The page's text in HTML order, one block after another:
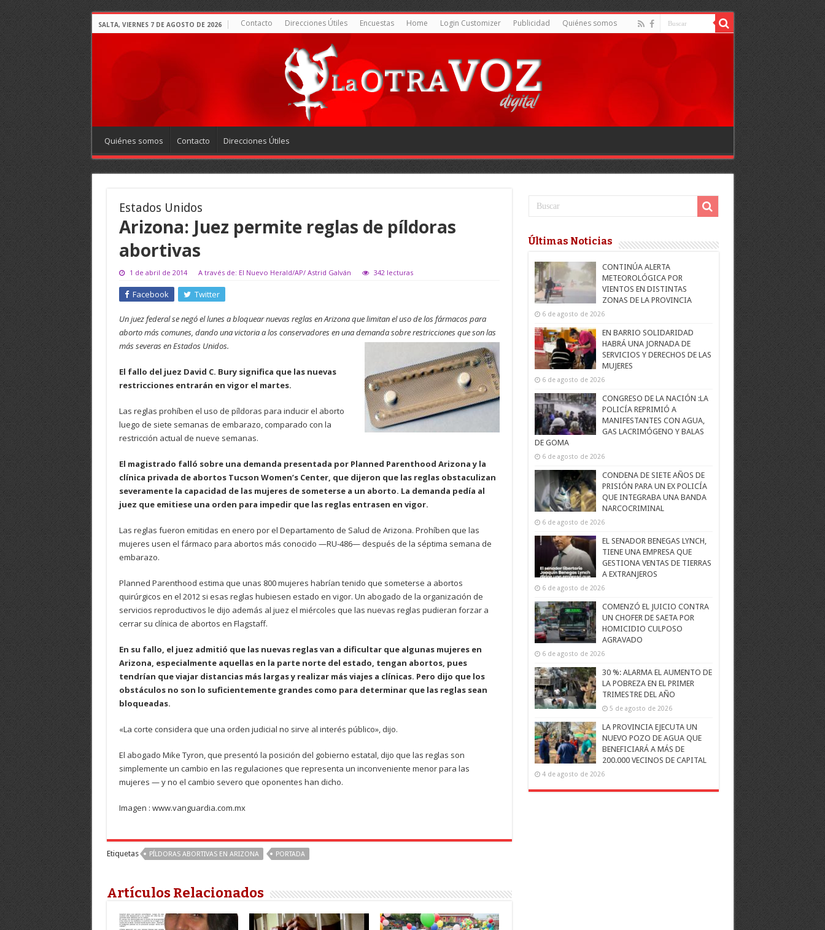
SALTA, VIERNES 7 DE AGOSTO DE 2026 Contacto Direcciones Útiles Encuestas Home Login Customizer Publicidad Quiénes somos
Quiénes somos Contacto Direcciones Útiles
Estados Unidos
Arizona: Juez permite reglas de píldoras
abortivas
1 de abril de 2014 A través de: El Nuevo Herald/AP/ Astrid Galván 342 lecturas
Facebook Twitter
Un juez federal se negó el lunes a bloquear nuevas reglas en Arizona que limitan el uso de los fármacos para
aborto más comunes, dando una victoria a los conservadores en una demanda sobre restricciones que son las
más severas en Estados Unidos.
El fallo del juez David C. Bury significa que las nuevas
restricciones entrarán en vigor el martes.
Las reglas prohíben el uso de píldoras para inducir el aborto
luego de siete semanas de embarazo, comparado con la
restricción actual de nueve semanas.
El magistrado falló sobre una demanda presentada por Planned Parenthood Arizona y la
clínica privada de abortos Tucson Women’s Center, que dijeron que las reglas obstaculizan
severamente la capacidad de las mujeres de someterse a un aborto. La demanda pedía al
juez que emitiese una orden para impedir que las reglas entrasen en vigor.
Las reglas fueron emitidas en enero por el Departamento de Salud de Arizona. Prohíben que las
mujeres usen el fármaco para abortos más conocido —RU-486— después de la séptima semana de
embarazo.
Planned Parenthood estima que unas 800 mujeres habrían tenido que someterse a abortos
quirúrgicos en el 2012 si esas reglas hubiesen estado en vigor. Un abogado de la organización de
servicios reproductivos le dijo además al juez el miércoles que las nuevas reglas pudieran forzar a
cerrar su clínica de abortos en Flagstaff.
En su fallo, el juez admitió que las nuevas reglas van a dificultar que algunas mujeres en
Arizona, especialmente aquellas en la parte norte del estado, tengan abortos, pues
tendrían que viajar distancias más largas y realizar más viajes a clínicas. Pero dijo que los
obstáculos no son lo suficientemente grandes como para determinar que las reglas sean
bloqueadas.
«La corte considera que una orden judicial no sirve al interés público», dijo.
El abogado Mike Tyron, que presentó la posición del gobierno estatal, dijo que las reglas son
simplemente un cambio en las regulaciones que representa un inconveniente menor para las
mujeres — y no el cambio severo que oponentes han dicho.
Imagen : www.vanguardia.com.mx
Etiquetas PÍLDORAS ABORTIVAS EN ARIZONA PORTADA
Artículos Relacionados
Últimas Noticias
CONTINÚA ALERTA
METEOROLÓGICA POR
VIENTOS EN DISTINTAS
ZONAS DE LA PROVINCIA
6 de agosto de 2026
EN BARRIO SOLIDARIDAD
HABRÁ UNA JORNADA DE
SERVICIOS Y DERECHOS DE LAS
MUJERES
6 de agosto de 2026
CONGRESO DE LA NACIÓN :LA
POLICÍA REPRIMIÓ A
MANIFESTANTES CON AGUA,
GAS LACRIMÓGENO Y BALAS
DE GOMA
6 de agosto de 2026
CONDENA DE SIETE AÑOS DE
PRISIÓN PARA UN EX POLICÍA
QUE INTEGRABA UNA BANDA
NARCOCRIMINAL
6 de agosto de 2026
EL SENADOR BENEGAS LYNCH,
TIENE UNA EMPRESA QUE
GESTIONA VENTAS DE TIERRAS
A EXTRANJEROS
6 de agosto de 2026
COMENZÓ EL JUICIO CONTRA
UN CHOFER DE SAETA POR
HOMICIDIO CULPOSO
AGRAVADO
6 de agosto de 2026
30 %: ALARMA EL AUMENTO DE
LA POBREZA EN EL PRIMER
TRIMESTRE DEL AÑO
5 de agosto de 2026
LA PROVINCIA EJECUTA UN
NUEVO POZO DE AGUA QUE
BENEFICIARÁ A MÁS DE
200.000 VECINOS DE CAPITAL
4 de agosto de 2026